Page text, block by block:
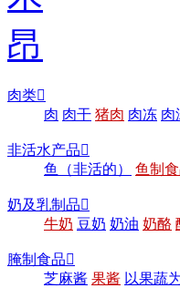
肉类
肉 肉干 猪肉 肉冻 肉
非活水产品
鱼（非活的）
鱼制
奶及乳制品
牛奶 豆奶 奶油 奶酪
腌制食品
芝麻酱 果酱 以果蔬